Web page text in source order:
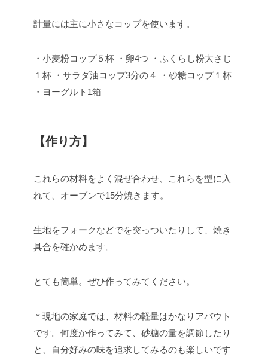
計量には主に小さなコップを使います。
・小麦粉コップ５杯 ・卵4つ ・ふくらし粉大さじ
１杯 ・サラダ油コップ3分の４
・砂糖コップ１杯
・ヨーグルト1箱
【作り方】
これらの材料をよく混ぜ合わせ、これらを型に入
れて、オーブンで15分焼きます。
生地をフォークなどでを突っついたりして、焼き
具合を確かめます。
とても簡単。ぜひ作ってみてください。
＊現地の家庭では、材料の軽量はかなりアバウト
です。何度か作ってみて、砂糖の量を調節したり
と、自分好みの味を追求してみるのも楽しいです